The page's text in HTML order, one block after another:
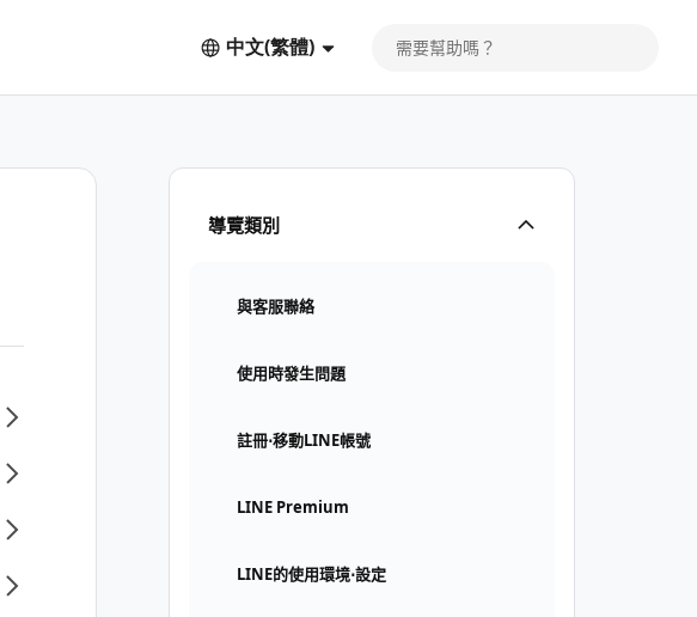
中文(繁體)
導覽類別
與客服聯絡
使用時發生問題
註冊⋅移動LINE帳號
LINE Premium
LINE的使用環境⋅設定